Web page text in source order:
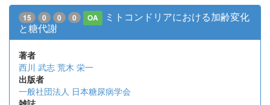
15 0 0 0 OA
ミトコンドリアにおける加齢変化
と糖代謝
著者
西川 武志 荒木 栄一
出版者
一般社団法人 日本糖尿病学会